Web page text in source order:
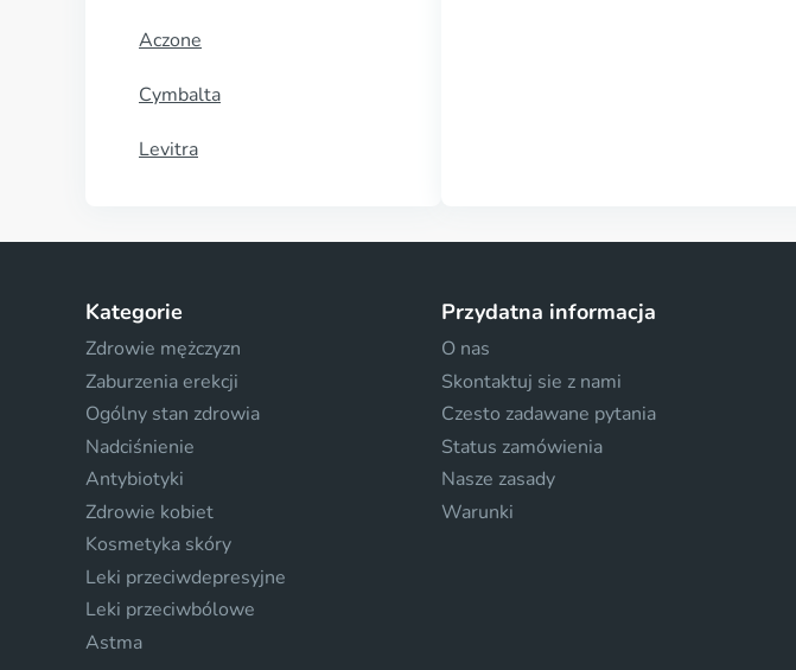
Aczone
Cymbalta
Levitra
Kategorie
Zdrowie mężczyzn
Zaburzenia erekcji
Ogólny stan zdrowia
Nadciśnienie
Antybiotyki
Zdrowie kobiet
Kosmetyka skóry
Leki przeciwdepresyjne
Leki przeciwbólowe
Astma
Przydatna informacja
O nas
Skontaktuj sie z nami
Czesto zadawane pytania
Status zamówienia
Nasze zasady
Warunki